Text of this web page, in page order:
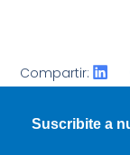
Compartir:
Suscribite a